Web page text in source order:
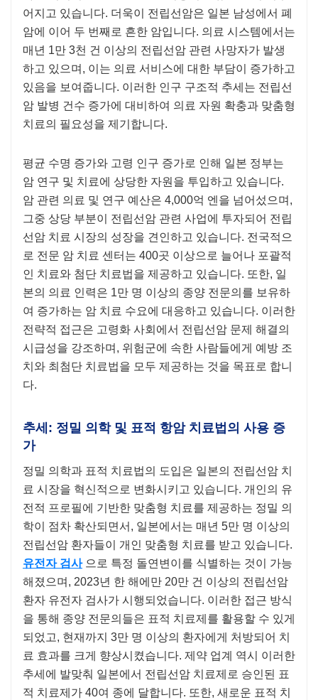
어지고 있습니다. 더욱이 전립선암은 일본 남성에서 폐
암에 이어 두 번째로 흔한 암입니다. 의료 시스템에서는
매년 1만 3천 건 이상의 전립선암 관련 사망자가 발생
하고 있으며, 이는 의료 서비스에 대한 부담이 증가하고
있음을 보여줍니다. 이러한 인구 구조적 추세는 전립선
암 발병 건수 증가에 대비하여 의료 자원 확충과 맞춤형
치료의 필요성을 제기합니다.
평균 수명 증가와 고령 인구 증가로 인해 일본 정부는
암 연구 및 치료에 상당한 자원을 투입하고 있습니다.
암 관련 의료 및 연구 예산은 4,000억 엔을 넘어섰으며,
그중 상당 부분이 전립선암 관련 사업에 투자되어 전립
선암 치료 시장의 성장을 견인하고 있습니다. 전국적으
로 전문 암 치료 센터는 400곳 이상으로 늘어나 포괄적
인 치료와 첨단 치료법을 제공하고 있습니다. 또한, 일
본의 의료 인력은 1만 명 이상의 종양 전문의를 보유하
여 증가하는 암 치료 수요에 대응하고 있습니다. 이러한
전략적 접근은 고령화 사회에서 전립선암 문제 해결의
시급성을 강조하며, 위험군에 속한 사람들에게 예방 조
치와 최첨단 치료법을 모두 제공하는 것을 목표로 합니
다.
추세: 정밀 의학 및 표적 항암 치료법의 사용 증
가
정밀 의학과 표적 치료법의 도입은 일본의 전립선암 치
료 시장을 혁신적으로 변화시키고 있습니다. 개인의 유
전적 프로필에 기반한 맞춤형 치료를 제공하는 정밀 의
학이 점차 확산되면서, 일본에서는 매년 5만 명 이상의
전립선암 환자들이 개인 맞춤형 치료를 받고 있습니다.
유전자 검사으로 특정 돌연변이를 식별하는 것이 가능
해졌으며, 2023년 한 해에만 20만 건 이상의 전립선암
환자 유전자 검사가 시행되었습니다. 이러한 접근 방식
을 통해 종양 전문의들은 표적 치료제를 활용할 수 있게
되었고, 현재까지 3만 명 이상의 환자에게 처방되어 치
료 효과를 크게 향상시켰습니다. 제약 업계 역시 이러한
추세에 발맞춰 일본에서 전립선암 치료제로 승인된 표
적 치료제가 40여 종에 달합니다. 또한, 새로운 표적 치